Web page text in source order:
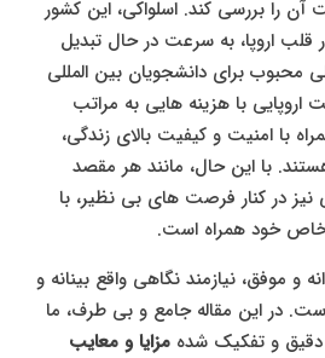
آن را بررسی کند. اسلواکی، این کشور
اروپا، به سرعت در حال تبدیل
برای دانشجویان بین المللی
اروپایی با هزینه هایی به مراتب
با امنیت و کیفیت بالای زندگی،
با این حال، مانند هر مقصد
در کنار فرصت های بی نظیر، با
خود همراه است.
موفق، نیازمند نگاهی واقع بینانه و
در این مقاله جامع و بی طرف، ما
دقیق و تفکیک شدهمزایا و معایب